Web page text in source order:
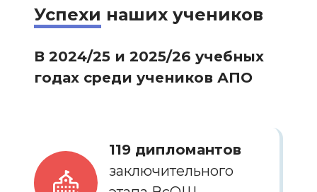
Успехи наших учеников
В 2024/25 и 2025/26 учебных
годах среди учеников АПО
119 дипломантов
заключительного